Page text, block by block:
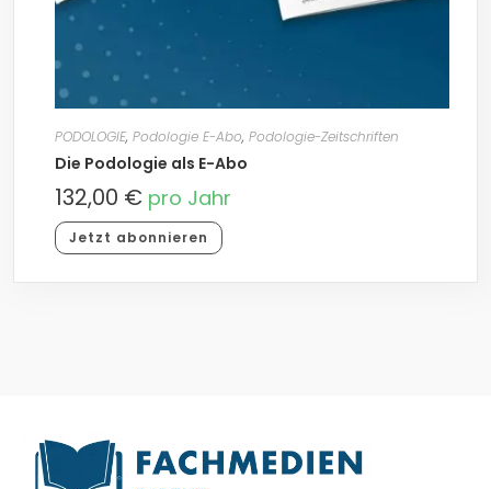
PODOLOGIE, Podologie E-Abo, Podologie-Zeitschriften
Die Podologie als E-Abo
132,00 €pro Jahr
Jetzt abonnieren